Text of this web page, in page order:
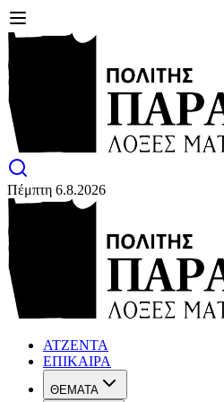
Πέμπτη 6.8.2026
ΑΤΖΕΝΤΑ
ΕΠΙΚΑΙΡΑ
ΘΕΜΑΤΑ